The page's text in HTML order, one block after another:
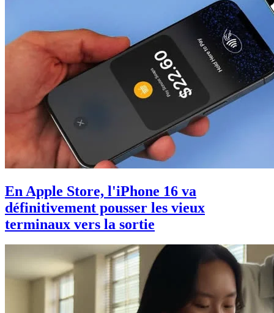
En Apple Store, l'iPhone 16 va
définitivement pousser les vieux
terminaux vers la sortie